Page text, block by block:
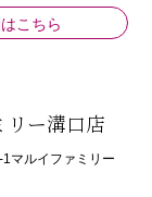
こちら
リー溝口店
マルイファミリー